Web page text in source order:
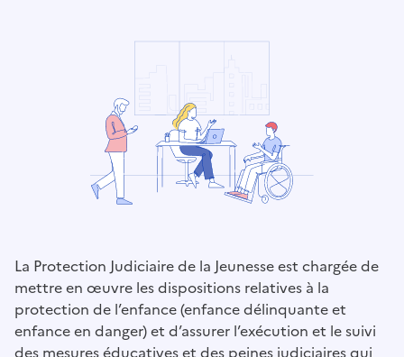
La Protection Judiciaire de la Jeunesse est chargée de
mettre en œuvre les dispositions relatives à la
protection de l’enfance (enfance délinquante et
enfance en danger) et d’assurer l’exécution et le suivi
des mesures éducatives et des peines judiciaires qui